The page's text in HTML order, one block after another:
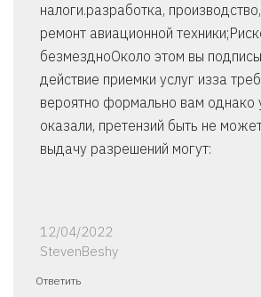
налоги.разработка,
ремонт авиационной
безмездноОколо этом вы
действие приемки услуг изза
вероятно формально вам однако
оказали, претензий быть не
выдачу разрешений могут:
12/04/2022
StevenBeshy
Ответить